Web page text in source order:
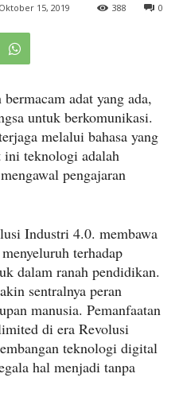
Oktober 15, 2019 0
388
adat yang ada,
untuk berkomunikasi.
melalui bahasa yang
ini teknologi adalah
pengajaran
Industri 4.0. membawa
terhadap
dalam ranah pendidikan.
sentralnya peran
manusia. Pemanfaatan
di era Revolusi
teknologi digital
hal menjadi tanpa